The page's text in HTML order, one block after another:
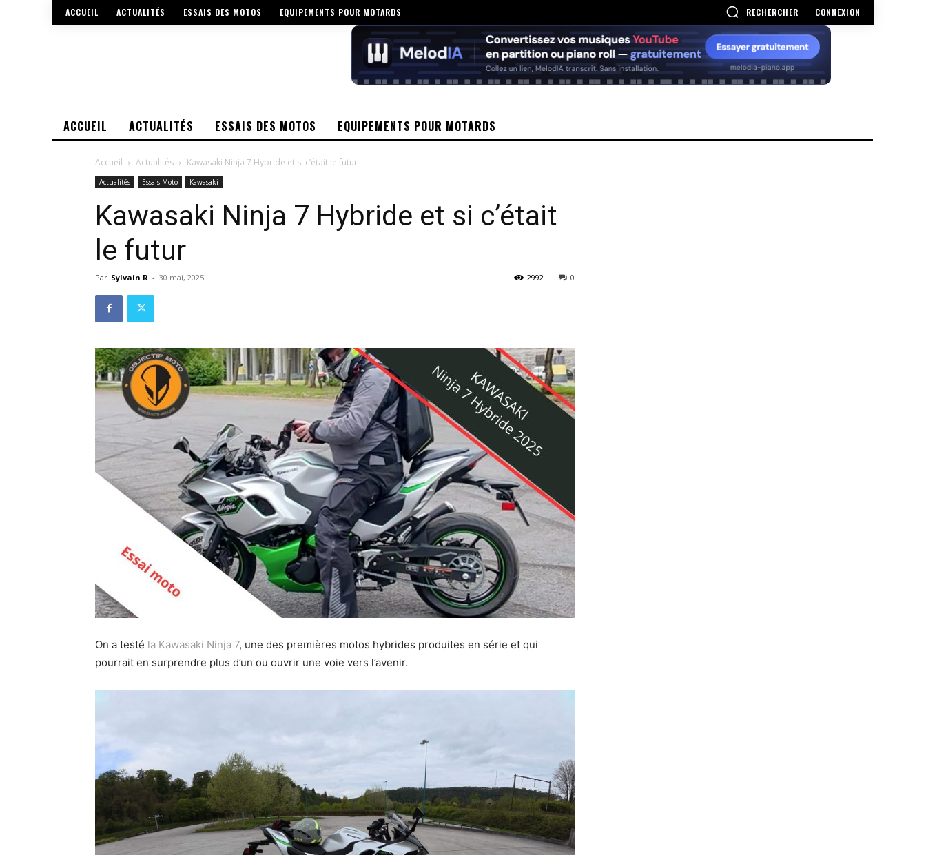
ACCUEIL ACTUALITÉS ESSAIS DES MOTOS EQUIPEMENTS POUR MOTARDS RECHERCHER CONNEXION
ACCUEIL ACTUALITÉS ESSAIS DES MOTOS EQUIPEMENTS POUR MOTARDS
Accueil Actualités Kawasaki Ninja 7 Hybride et si c’était le futur
Actualités Essais Moto Kawasaki
Kawasaki Ninja 7 Hybride et si c’était
le futur
Par Sylvain R - 30 mai, 2025 0
2992
On a testé la Kawasaki Ninja 7, une des premières motos hybrides produites en série et qui
pourrait en surprendre plus d’un ou ouvrir une voie vers l’avenir.